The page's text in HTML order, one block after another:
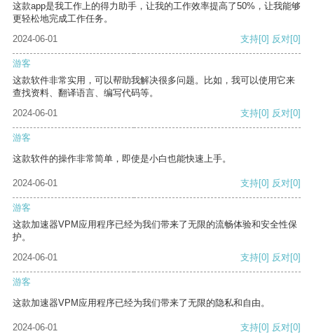
这款app是我工作上的得力助手，让我的工作效率提高了50%，让我能够
更轻松地完成工作任务。
2024-06-01
支持[0] 反对[0]
游客
这款软件非常实用，可以帮助我解决很多问题。比如，我可以使用它来
查找资料、翻译语言、编写代码等。
2024-06-01
支持[0] 反对[0]
游客
这款软件的操作非常简单，即使是小白也能快速上手。
2024-06-01 支持[0] 反对[0]
游客
这款加速器VPM应用程序已经为我们带来了无限的流畅体验和安全性保
护。
2024-06-01
支持[0] 反对[0]
游客
这款加速器VPM应用程序已经为我们带来了无限的隐私和自由。
2024-06-01 支持[0] 反对[0]